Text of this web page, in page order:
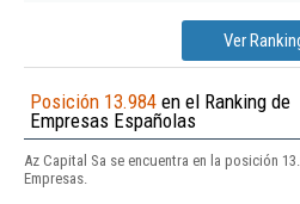
Ver
Posición 13.984 en el Ranking de
Empresas Españolas
Az Capital Sa se encuentra en la posición
Empresas.